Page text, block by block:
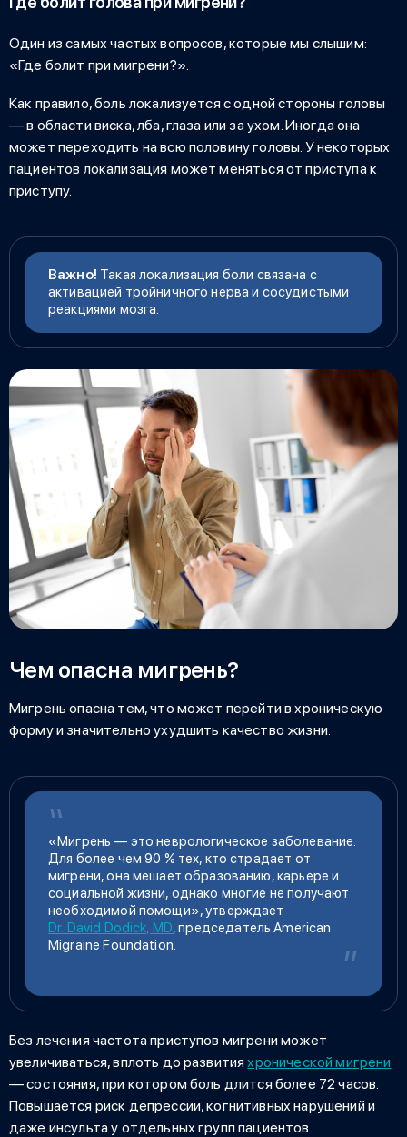
Один из самых частых вопросов, которые мы слышим:
«Где болит при мигрени?».
Как правило, боль локализуется с одной стороны головы
— в области виска, лба, глаза или за ухом. Иногда она
может переходить на всю половину головы. У некоторых
пациентов локализация может меняться от приступа к
приступу.
Важно! Такая локализация боли связана с
активацией тройничного нерва и сосудистыми
реакциями мозга.
Чем опасна мигрень?
Мигрень опасна тем, что может перейти в хроническую
форму и значительно ухудшить качество жизни.
«Мигрень — это неврологическое заболевание.
Для более чем 90 % тех, кто страдает от
мигрени, она мешает образованию, карьере и
социальной жизни, однако многие не получают
необходимой помощи», утверждает
Dr. David Dodick, MD, председатель American
Migraine Foundation.
Без лечения частота приступов мигрени может
увеличиваться, вплоть до развитияхронической мигрени
— состояния, при котором боль длится более 72 часов.
Повышается риск депрессии, когнитивных нарушений и
даже инсульта у отдельных групп пациентов.